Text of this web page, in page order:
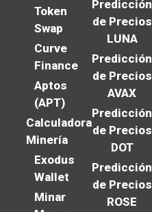
Token
Swap
Curve
Finance
Aptos
(APT)
Calculadora
Minería
Exodus
Wallet
Minar
Predicción
de Precios
LUNA
Predicción
de Precios
AVAX
Predicción
de Precios
DOT
Predicción
de Precios
ROSE